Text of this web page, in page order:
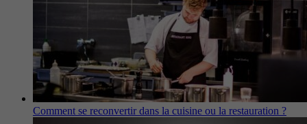
Comment se reconvertir dans la cuisine ou la restauration ?